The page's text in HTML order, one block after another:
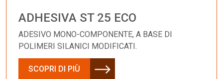
ADHESIVA ST 25 ECO
ADESIVO MONO-COMPONENTE, A BASE DI
POLIMERI SILANICI MODIFICATI.
SCOPRI DI PIÙ